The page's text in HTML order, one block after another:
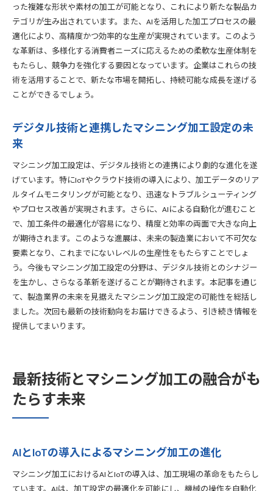
った複雑な形状や素材の加工が可能となり、これにより新たな製品カ
テゴリが生み出されています。また、AIを活用した加工プロセスの最
適化により、高精度かつ効率的な生産が実現されています。このよう
な革新は、多様化する消費者ニーズに応えるための柔軟な生産体制を
もたらし、競争力を強化する要因となっています。企業はこれらの技
術を活用することで、新たな市場を開拓し、持続可能な成長を遂げる
ことができるでしょう。
デジタル技術と連携したマシニング加工設定の未
来
マシニング加工設定は、デジタル技術との連携により劇的な進化を遂
げています。特にIoTやクラウド技術の導入により、加工データのリア
ルタイムモニタリングが可能となり、迅速なトラブルシューティング
やプロセス改善が実現されます。さらに、AIによる自動化が進むこと
で、加工条件の最適化が容易になり、精度と効率の両面で大きな向上
が期待されます。このような進展は、未来の製造業において不可欠な
要素となり、これまでにないレベルの生産性をもたらすことでしょ
う。今後もマシニング加工設定の分野は、デジタル技術とのシナジー
を生かし、さらなる革新を遂げることが期待されます。本記事を通じ
て、製造業界の未来を見据えたマシニング加工設定の可能性を総括し
ました。次回も最新の技術動向をお届けできるよう、引き続き情報を
提供してまいります。
最新技術とマシニング加工の融合がも
たらす未来
AIとIoTの導入によるマシニング加工の進化
マシニング加工におけるAIとIoTの導入は、加工現場の革命をもたらし